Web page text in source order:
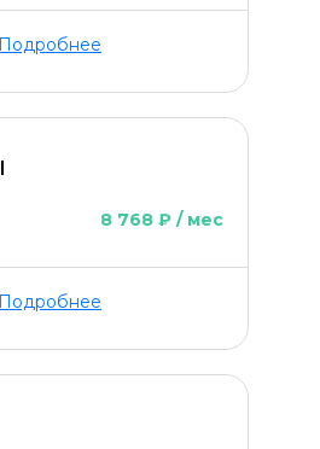
Подробнее
8 768 ₽ / мес
Подробнее